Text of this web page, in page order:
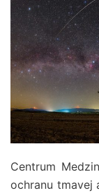
Centrum
ochranu tmavej